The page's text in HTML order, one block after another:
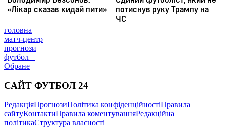
головна
матч-центр
прогнози
футбол +
Обране
САЙТ ФУТБОЛ 24
РедакціяПрогнозиПолітика конфіденційностіПравила
сайтуКонтактиПравила коментуванняРедакційна
політикаСтруктура власності